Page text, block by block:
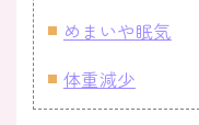
めまいや眠気
体重減少